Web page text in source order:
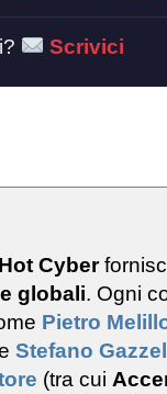
Scrivici
Cyber
globali. Ogni
Pietro
Stefano
(tra cui